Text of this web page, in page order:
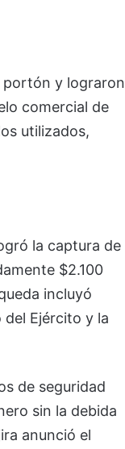
portón y lograron
comercial de
utilizados,
la captura de
$2.100
incluyó
del Ejército y la
de seguridad
sin la debida
anunció el